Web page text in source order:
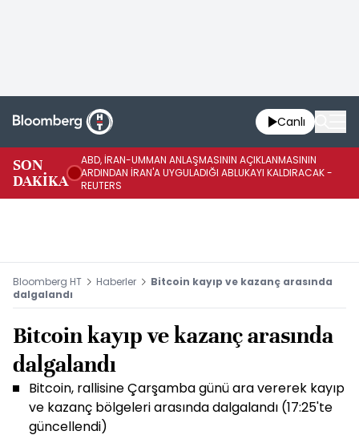
Canlı
SON
DAKİKA
ABD, İRAN-UMMAN ANLAŞMASININ AÇIKLANMASININ
ARDINDAN İRAN'A UYGULADIĞI ABLUKAYI KALDIRACAK -
REUTERS
Bloomberg HT Haberler
Bitcoin kayıp ve kazanç arasında
dalgalandı
Bitcoin kayıp ve kazanç arasında
dalgalandı
Bitcoin, rallisine Çarşamba günü ara vererek kayıp
ve kazanç bölgeleri arasında dalgalandı (17:25'te
güncellendi)